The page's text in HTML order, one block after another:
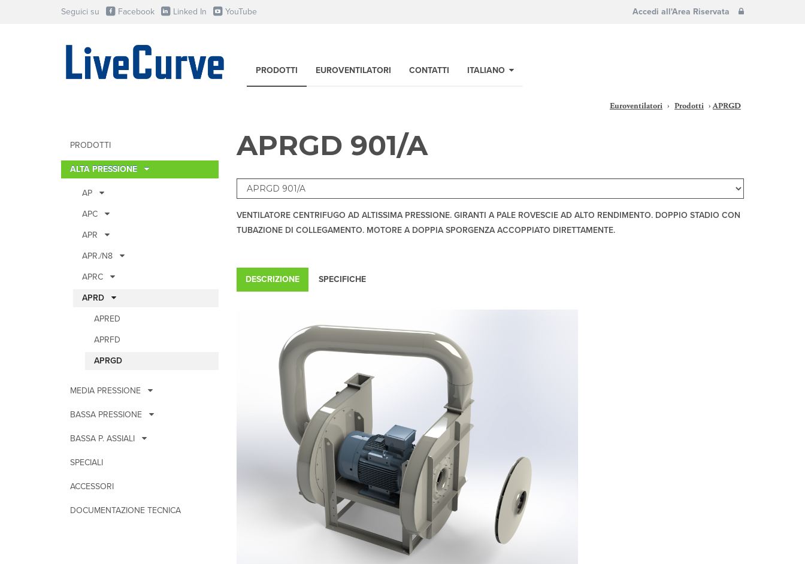
Seguici su Facebook Linked In YouTube Accedi all'Area Riservata
PRODOTTI EUROVENTILATORI CONTATTI ITALIANO
Euroventilatori › Prodotti › APRGD
PRODOTTI
ALTA PRESSIONE
AP
APC
APR
APR./N8
APRC
APRD
APRED
APRFD
APRGD
MEDIA PRESSIONE
BASSA PRESSIONE
BASSA P. ASSIALI
SPECIALI
ACCESSORI
DOCUMENTAZIONE TECNICA
APRGD 901/A
VENTILATORE CENTRIFUGO AD ALTISSIMA PRESSIONE. GIRANTI A PALE ROVESCIE AD ALTO RENDIMENTO. DOPPIO STADIO CON
TUBAZIONE DI COLLEGAMENTO. MOTORE A DOPPIA SPORGENZA ACCOPPIATO DIRETTAMENTE.
DESCRIZIONE SPECIFICHE